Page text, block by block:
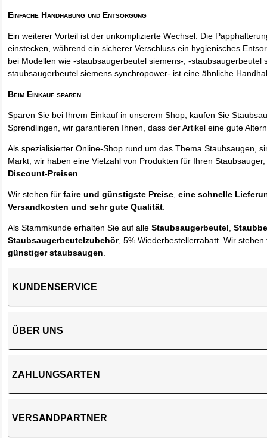
Einfache Handhabung und Entsorgung
Ein weiterer Vorteil ist der unkomplizierte Wechsel: Die
einstecken, während ein sicherer Verschluss ein hygienisches
bei Modellen wie -staubsaugerbeutel siemens-, -staubsaugerbeutel
staubsaugerbeutel siemens synchropower- ist eine ähnliche
Beim Einkauf sparen
Sparen Sie bei Ihrem Einkauf in unserem Shop, kaufen Sie
Sprendlingen, wir garantieren Ihnen, dass der Artikel eine gute
Als spezialisierter Online-Shop rund um das Thema Staubsaugen,
Markt, wir haben eine Vielzahl von Produkten für Ihren
Discount-Preisen.
Wir stehen fürfaire und günstigste Preise,eine schnelle
Versandkosten und sehr gute Qualität.
Als Stammkunde erhalten Sie auf alleStaubsaugerbeutel,
Staubsaugerbeutelzubehör, 5% Wiederbestellerrabatt. Wir
günstiger staubsaugen.
KUNDENSERVICE
ÜBER UNS
ZAHLUNGSARTEN
VERSANDPARTNER